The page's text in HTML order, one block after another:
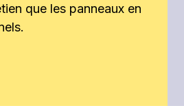
que les panneaux en